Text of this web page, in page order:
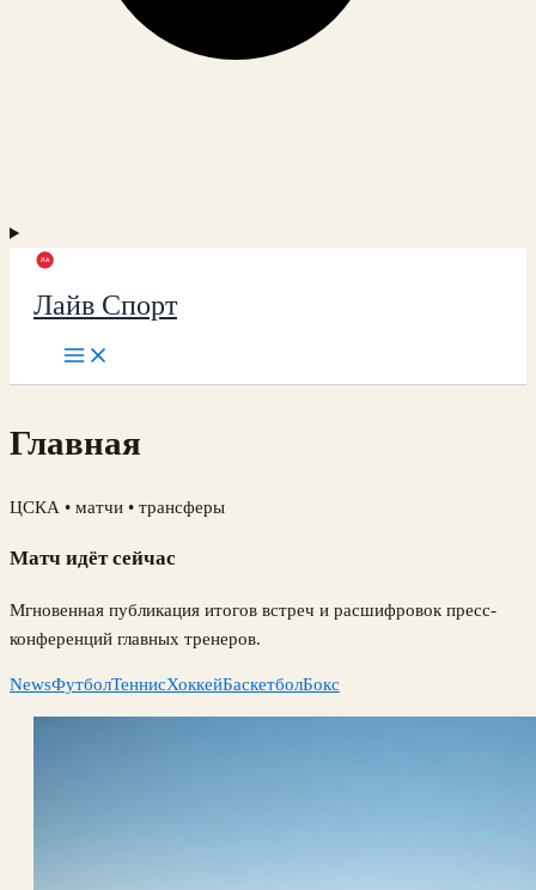
Лайв Спорт
Главная
ЦСКА • матчи • трансферы
Матч идёт сейчас
Мгновенная публикация итогов встреч и расшифровок пресс-
конференций главных тренеров.
NewsФутболТеннисХоккейБаскетболБокс